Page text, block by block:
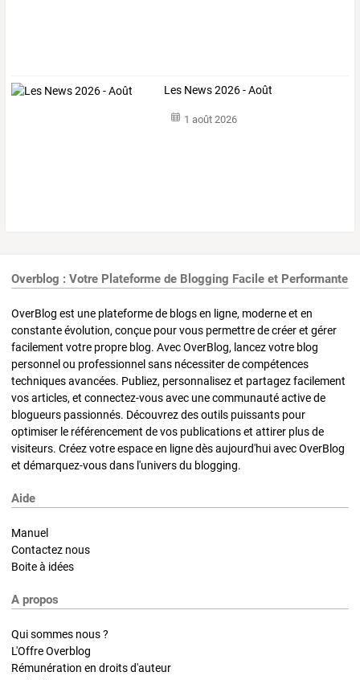
Les News 2026 - Août
1 août 2026
Overblog : Votre Plateforme de Blogging Facile et Performante
OverBlog est une plateforme de blogs en ligne, moderne et en
constante évolution, conçue pour vous permettre de créer et gérer
facilement votre propre blog. Avec OverBlog, lancez votre blog
personnel ou professionnel sans nécessiter de compétences
techniques avancées. Publiez, personnalisez et partagez facilement
vos articles, et connectez-vous avec une communauté active de
blogueurs passionnés. Découvrez des outils puissants pour
optimiser le référencement de vos publications et attirer plus de
visiteurs. Créez votre espace en ligne dès aujourd'hui avec OverBlog
et démarquez-vous dans l'univers du blogging.
Aide
Manuel
Contactez nous
Boite à idées
A propos
Qui sommes nous ?
L'Offre Overblog
Rémunération en droits d'auteur